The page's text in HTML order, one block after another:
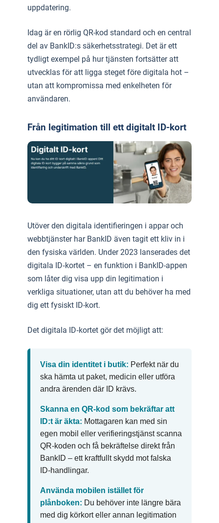
uppdatering.
Idag är en rörlig QR-kod standard och en central
del av BankID:s säkerhetsstrategi. Det är ett
tydligt exempel på hur tjänsten fortsätter att
utvecklas för att ligga steget före digitala hot –
utan att kompromissa med enkelheten för
användaren.
Från legitimation till ett digitalt ID-kort
Utöver den digitala identifieringen i appar och
webbtjänster har BankID även tagit ett kliv in i
den fysiska världen. Under 2023 lanserades det
digitala ID‑kortet – en funktion i BankID-appen
som låter dig visa upp din legitimation i
verkliga situationer, utan att du behöver ha med
dig ett fysiskt ID-kort.
Det digitala ID‑kortet gör det möjligt att:
Visa din identitet i butik: Perfekt när du
ska hämta ut paket, medicin eller utföra
andra ärenden där ID krävs.
Skanna en QR‑kod som bekräftar att
ID:t är äkta: Mottagaren kan med sin
egen mobil eller verifieringstjänst scanna
QR‑koden och få bekräftelse direkt från
BankID – ett kraftfullt skydd mot falska
ID-handlingar.
Använda mobilen istället för
plånboken: Du behöver inte längre bära
med dig körkort eller annan legitimation